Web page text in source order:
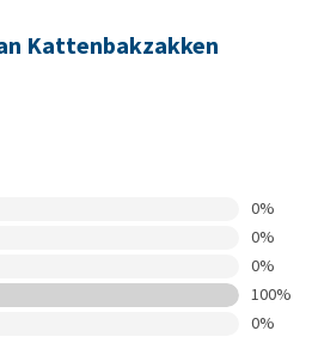
Kattenbakzakken
0%
0%
0%
100%
0%